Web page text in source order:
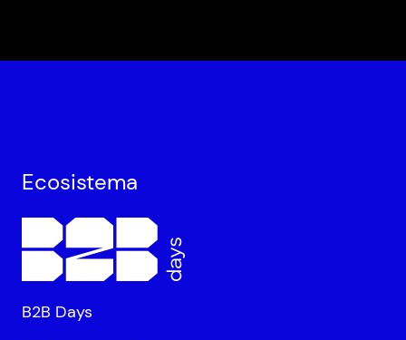
Ecosistema
B2B Days